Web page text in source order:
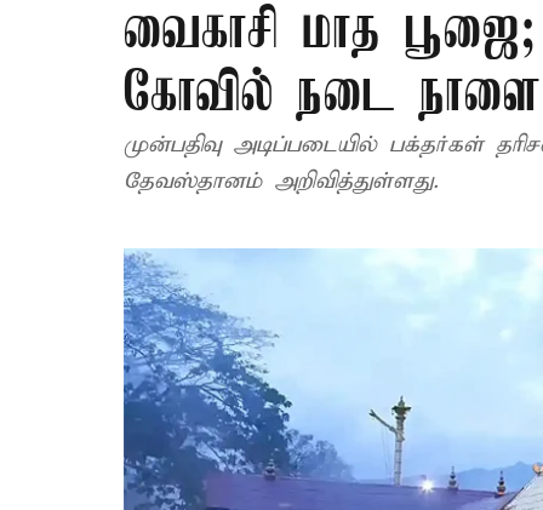
வைகாசி மாத
கோவில் நடை நாளை
முன்பதிவு அடிப்படையில் பக்தர்கள்
தேவஸ்தானம் அறிவித்துள்ளது.